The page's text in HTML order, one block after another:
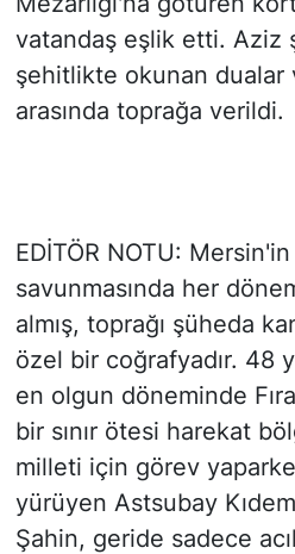
vatandaş eşlik etti. Aziz
şehitlikte okunan dualar
arasında toprağa verildi.
EDİTÖR NOTU:
savunmasında her
almış, toprağı şüheda
özel bir coğrafyadır. 48
en olgun döneminde
bir sınır ötesi harekat
milleti için görev
yürüyen Astsubay
Şahin, geride sadece